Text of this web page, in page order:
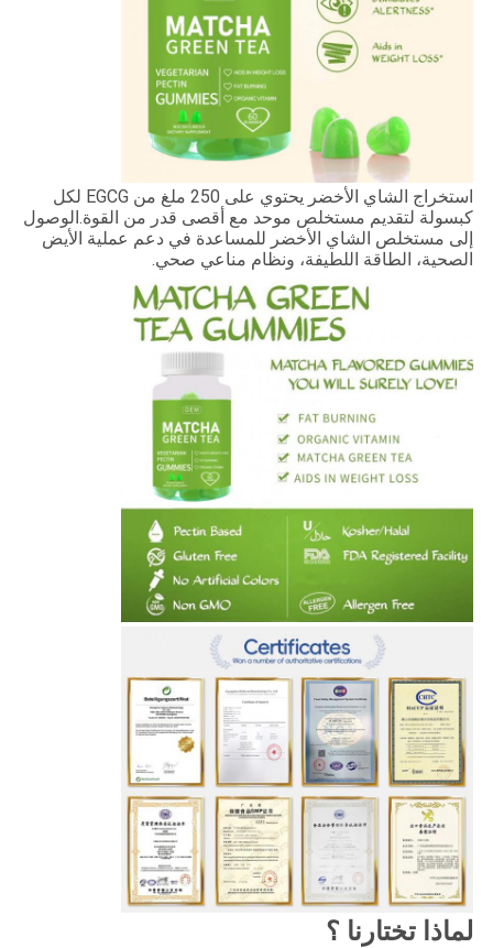
استخراج الشاي الأخضر يحتوي على 250 ملغ من EGCG لكل
كبسولة لتقديم مستخلص موحد مع أقصى قدر من القوة.الوصول
إلى مستخلص الشاي الأخضر للمساعدة في دعم عملية الأيض
الصحية، الطاقة اللطيفة، ونظام مناعي صحي.
لماذا تختارنا ؟